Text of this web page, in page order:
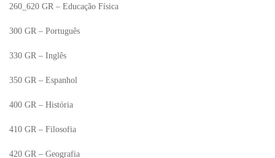
260_620 GR – Educação Física
300 GR – Português
330 GR – Inglês
350 GR – Espanhol
400 GR – História
410 GR – Filosofia
420 GR – Geografia